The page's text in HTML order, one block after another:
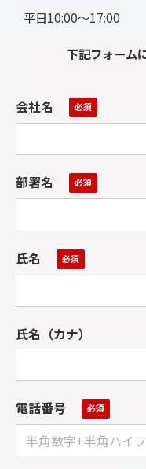
平日10:00～17:00
下記フォーム
会社名
部署名
氏名
氏名（カナ）
電話番号